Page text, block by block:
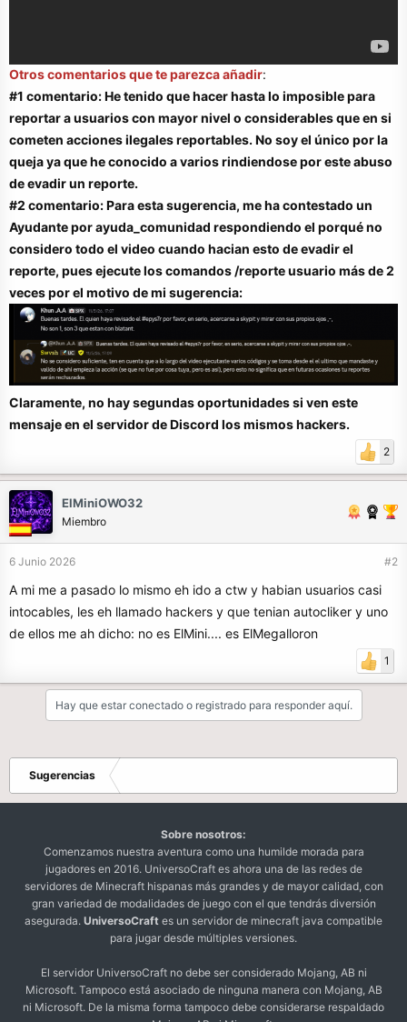
Otros comentarios que te parezca añadir:
#1 comentario: He tenido que hacer hasta lo imposible para
reportar a usuarios con mayor nivel o considerables que en si
cometen acciones ilegales reportables. No soy el único por la
queja ya que he conocido a varios rindiendose por este abuso
de evadir un reporte.
#2 comentario: Para esta sugerencia, me ha contestado un
Ayudante por ayuda_comunidad respondiendo el porqué no
considero todo el video cuando hacian esto de evadir el
reporte, pues ejecute los comandos /reporte usuario más de 2
veces por el motivo de mi sugerencia:
Claramente, no hay segundas oportunidades si ven este
mensaje en el servidor de Discord los mismos hackers.
2
ElMiniOWO32
Miembro
6 Junio 2026 #2
A mi me a pasado lo mismo eh ido a ctw y habian usuarios casi
intocables, les eh llamado hackers y que tenian autocliker y uno
de ellos me ah dicho: no es ElMini.... es ElMegalloron
1
Hay que estar conectado o registrado para responder aquí.
Sugerencias
Sobre nosotros:
Comenzamos nuestra aventura como una humilde morada para
jugadores en 2016. UniversoCraft es ahora una de las redes de
servidores de Minecraft hispanas más grandes y de mayor calidad, con
gran variedad de modalidades de juego con el que tendrás diversión
asegurada. UniversoCraft es un servidor de minecraft java compatible
para jugar desde múltiples versiones.
El servidor UniversoCraft no debe ser considerado Mojang, AB ni
Microsoft. Tampoco está asociado de ninguna manera con Mojang, AB
ni Microsoft. De la misma forma tampoco debe considerarse respaldado